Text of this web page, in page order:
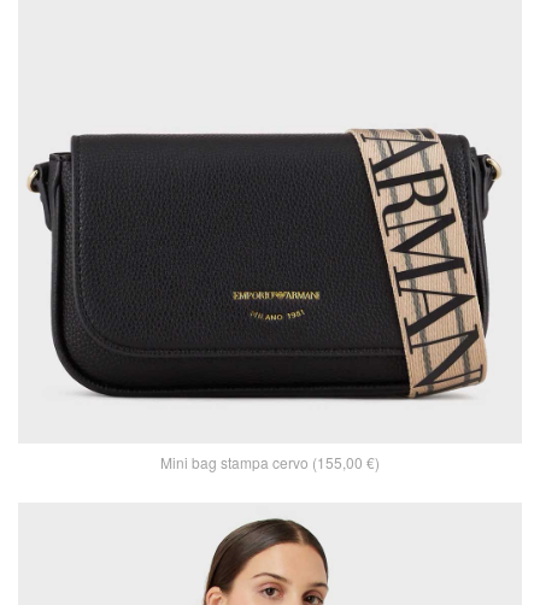
Mini bag stampa cervo (155,00 €)